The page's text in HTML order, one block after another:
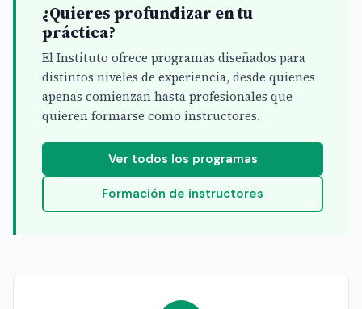
¿Quieres profundizar en tu
práctica?
El Instituto ofrece programas diseñados para
distintos niveles de experiencia, desde quienes
apenas comienzan hasta profesionales que
quieren formarse como instructores.
Ver todos los programas
Formación de instructores